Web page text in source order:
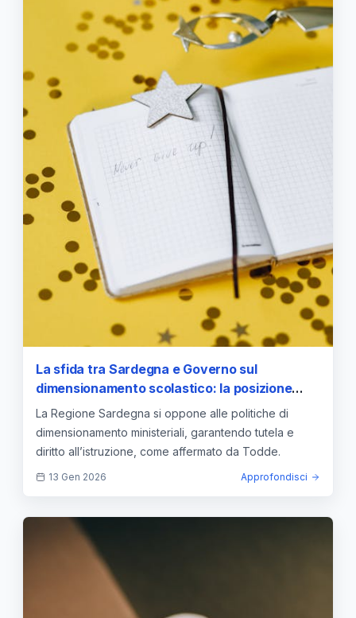
La sfida tra Sardegna e Governo sul
dimensionamento scolastico: la posizione
della Regione
La Regione Sardegna si oppone alle politiche di
dimensionamento ministeriali, garantendo tutela e
diritto all’istruzione, come affermato da Todde.
13 Gen 2026 Approfondisci